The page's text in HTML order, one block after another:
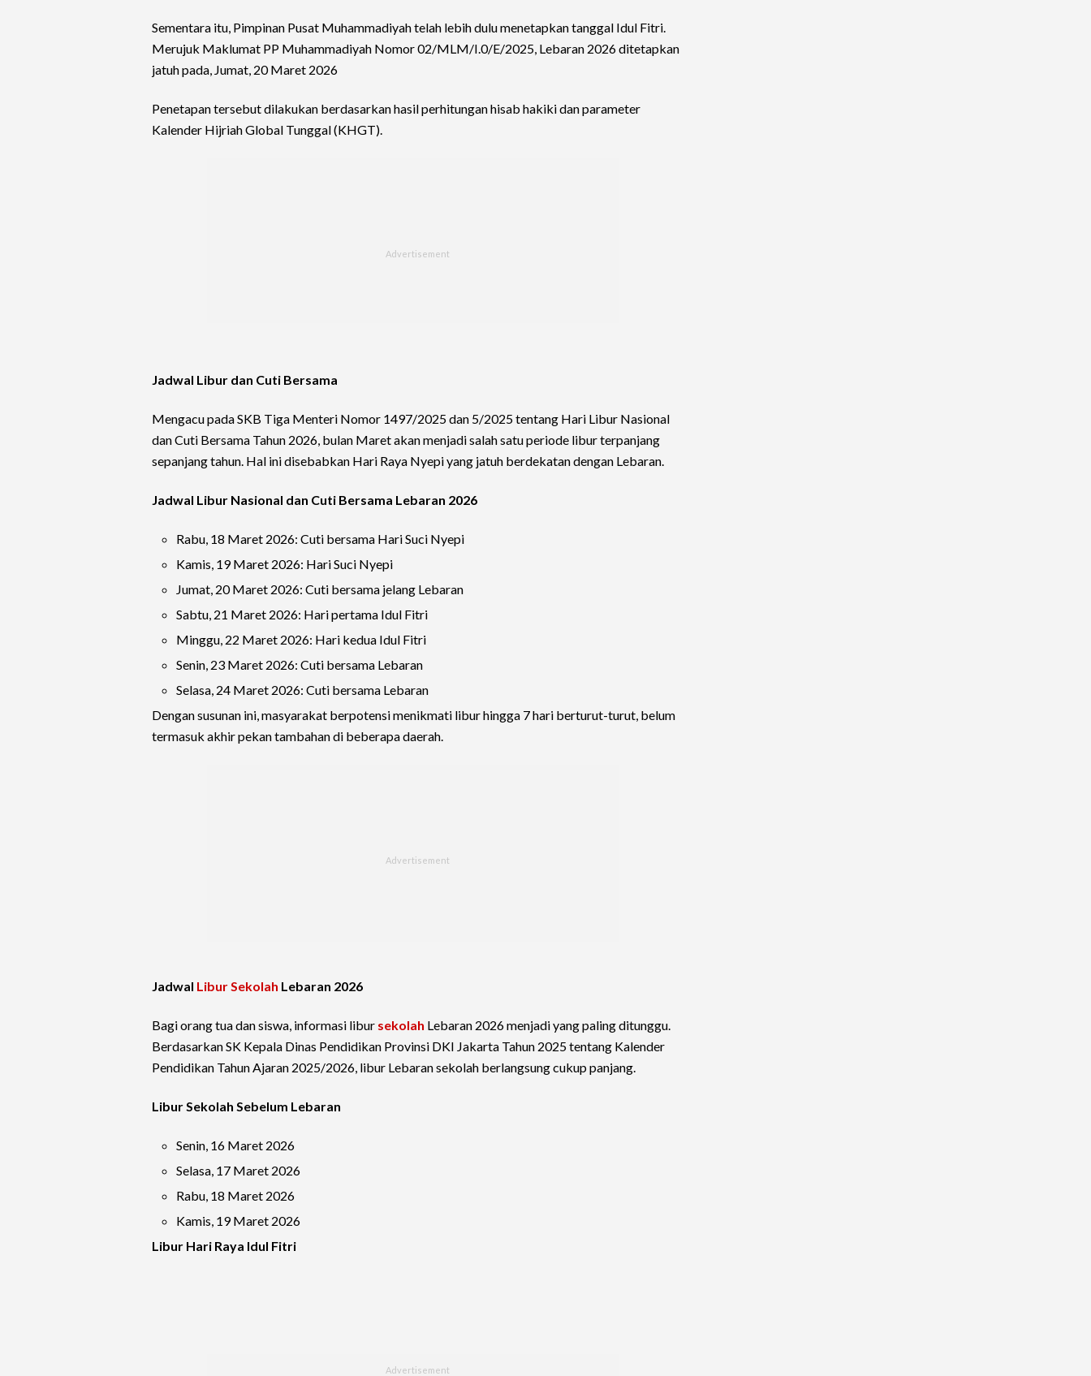
Sementara itu, Pimpinan Pusat Muhammadiyah telah lebih dulu menetapkan tanggal Idul Fitri.
Merujuk Maklumat PP Muhammadiyah Nomor 02/MLM/I.0/E/2025, Lebaran 2026 ditetapkan
jatuh pada, Jumat, 20 Maret 2026
Penetapan tersebut dilakukan berdasarkan hasil perhitungan hisab hakiki dan parameter
Kalender Hijriah Global Tunggal (KHGT).
Jadwal Libur dan Cuti Bersama
Mengacu pada SKB Tiga Menteri Nomor 1497/2025 dan 5/2025 tentang Hari Libur Nasional
dan Cuti Bersama Tahun 2026, bulan Maret akan menjadi salah satu periode libur terpanjang
sepanjang tahun. Hal ini disebabkan Hari Raya Nyepi yang jatuh berdekatan dengan Lebaran.
Jadwal Libur Nasional dan Cuti Bersama Lebaran 2026
Rabu, 18 Maret 2026: Cuti bersama Hari Suci Nyepi
Kamis, 19 Maret 2026: Hari Suci Nyepi
Jumat, 20 Maret 2026: Cuti bersama jelang Lebaran
Sabtu, 21 Maret 2026: Hari pertama Idul Fitri
Minggu, 22 Maret 2026: Hari kedua Idul Fitri
Senin, 23 Maret 2026: Cuti bersama Lebaran
Selasa, 24 Maret 2026: Cuti bersama Lebaran
Dengan susunan ini, masyarakat berpotensi menikmati libur hingga 7 hari berturut-turut, belum
termasuk akhir pekan tambahan di beberapa daerah.
Jadwal Libur Sekolah Lebaran 2026
Bagi orang tua dan siswa, informasi libur sekolah Lebaran 2026 menjadi yang paling ditunggu.
Berdasarkan SK Kepala Dinas Pendidikan Provinsi DKI Jakarta Tahun 2025 tentang Kalender
Pendidikan Tahun Ajaran 2025/2026, libur Lebaran sekolah berlangsung cukup panjang.
Libur Sekolah Sebelum Lebaran
Senin, 16 Maret 2026
Selasa, 17 Maret 2026
Rabu, 18 Maret 2026
Kamis, 19 Maret 2026
Libur Hari Raya Idul Fitri